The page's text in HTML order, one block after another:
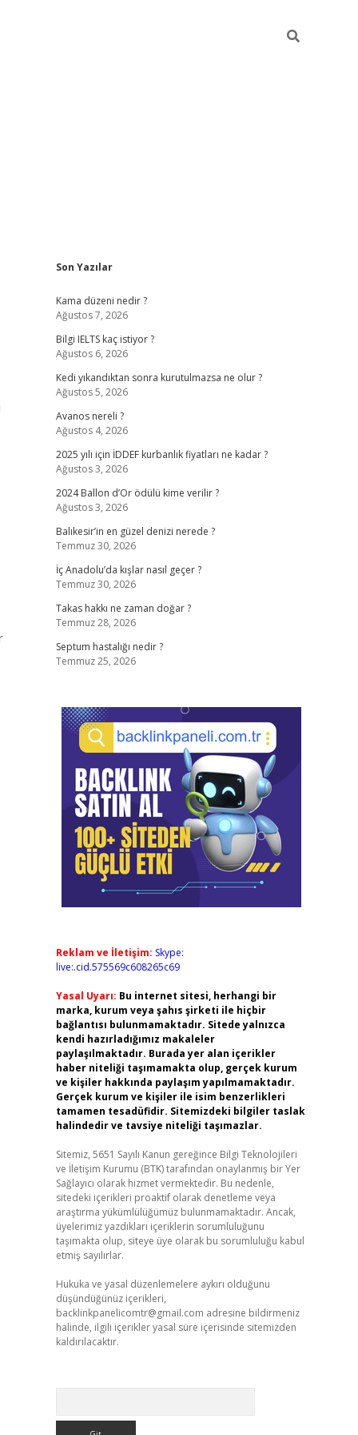
Sidebar
Son Yazılar
Kama düzeni nedir ?
Ağustos 7, 2026
Bilgi IELTS kaç istiyor ?
Ağustos 6, 2026
Kedi yıkandıktan sonra kurutulmazsa ne olur ?
Ağustos 5, 2026
Avanos nereli ?
Ağustos 4, 2026
2025 yılı için İDDEF kurbanlık fiyatları ne kadar ?
Ağustos 3, 2026
2024 Ballon d’Or ödülü kime verilir ?
Ağustos 3, 2026
Balıkesir’in en güzel denizi nerede ?
Temmuz 30, 2026
İç Anadolu’da kışlar nasıl geçer ?
Temmuz 30, 2026
Takas hakkı ne zaman doğar ?
Temmuz 28, 2026
Septum hastalığı nedir ?
Temmuz 25, 2026
Reklam ve İletişim: Skype:
live:.cid.575569c608265c69
Yasal Uyarı: Bu internet sitesi, herhangi bir
marka, kurum veya şahıs şirketi ile hiçbir
bağlantısı bulunmamaktadır. Sitede yalnızca
kendi hazırladığımız makaleler
paylaşılmaktadır. Burada yer alan içerikler
haber niteliği taşımamakta olup, gerçek kurum
ve kişiler hakkında paylaşım yapılmamaktadır.
Gerçek kurum ve kişiler ile isim benzerlikleri
tamamen tesadüfidir. Sitemizdeki bilgiler taslak
halindedir ve tavsiye niteliği taşımazlar.
Sitemiz, 5651 Sayılı Kanun gereğince Bilgi Teknolojileri
ve İletişim Kurumu (BTK) tarafından onaylanmış bir Yer
Sağlayıcı olarak hizmet vermektedir. Bu nedenle,
sitedeki içerikleri proaktif olarak denetleme veya
araştırma yükümlülüğümüz bulunmamaktadır. Ancak,
üyelerimiz yazdıkları içeriklerin sorumluluğunu
taşımakta olup, siteye üye olarak bu sorumluluğu kabul
etmiş sayılırlar.
Hukuka ve yasal düzenlemelere aykırı olduğunu
düşündüğünüz içerikleri,
backlinkpanelicomtr@gmail.com adresine bildirmeniz
halinde, ilgili içerikler yasal süre içerisinde sitemizden
kaldırılacaktır.
betciBetexper giriş adresi